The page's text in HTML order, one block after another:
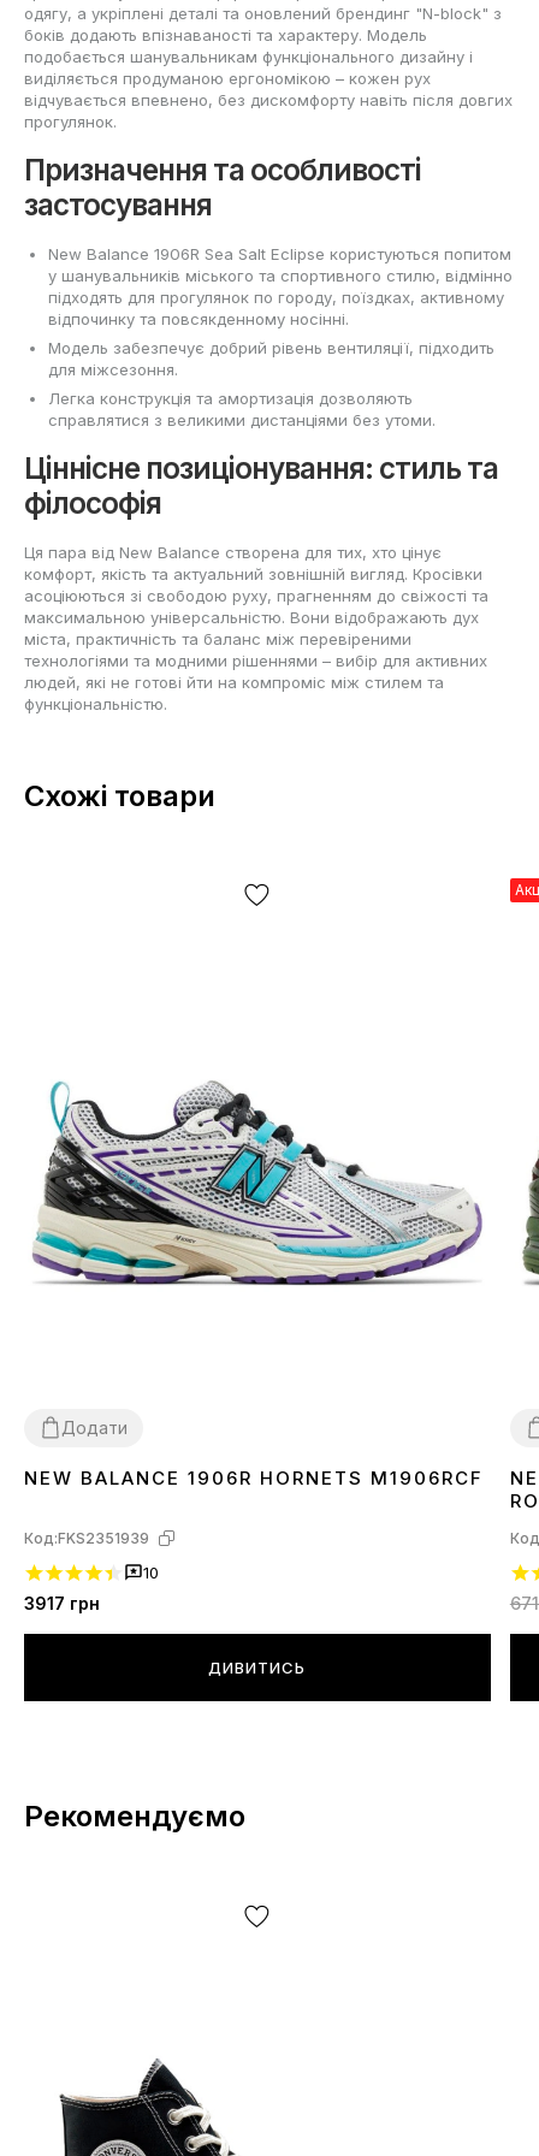
одягу, а укріплені деталі та оновлений брендинг "N-block" з
боків додають впізнаваності та характеру. Модель
подобається шанувальникам функціонального дизайну і
виділяється продуманою ергономікою – кожен рух
відчувається впевнено, без дискомфорту навіть після довгих
прогулянок.
Призначення та особливості
застосування
New Balance 1906R Sea Salt Eclipse користуються попитом
у шанувальників міського та спортивного стилю, відмінно
підходять для прогулянок по городу, поїздках, активному
відпочинку та повсякденному носінні.
Модель забезпечує добрий рівень вентиляції, підходить
для міжсезоння.
Легка конструкція та амортизація дозволяють
справлятися з великими дистанціями без утоми.
Ціннісне позиціонування: стиль та
філософія
Ця пара від New Balance створена для тих, хто цінує
комфорт, якість та актуальний зовнішній вигляд. Кросівки
асоціюються зі свободою руху, прагненням до свіжості та
максимальною універсальністю. Вони відображають дух
міста, практичність та баланс між перевіреними
технологіями та модними рішеннями – вибір для активних
людей, які не готові йти на компроміс між стилем та
функціональністю.
Схожі товари
Додати
4041 4245
NEW BALANCE 1906R HORNETS M1906RCF
Код:FKS2351939
10
3917 грн
ДИВИТИСЬ
Рекомендуємо